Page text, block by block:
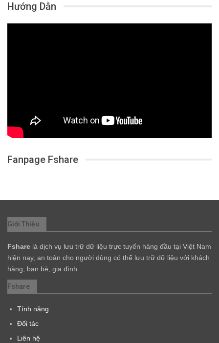
Hướng Dẫn
Fanpage Fshare
Giới Thiệu
Fshare là dịch vụ lưu trữ dữ liệu trực tuyến hàng đầu tại Việt Nam
hiện nay, an toàn cho người dùng có thể lưu trữ dữ liệu với khách
hàng, bạn bè, gia đình.
Fshare
Tính năng
Đối tác
Liên hệ